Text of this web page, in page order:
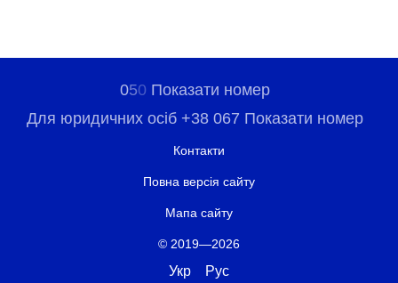
050 Показати номер
Для юридичних осіб +38 067 Показати номер
Контакти
Повна версія сайту
Мапа сайту
© 2019—2026
Укр Рус